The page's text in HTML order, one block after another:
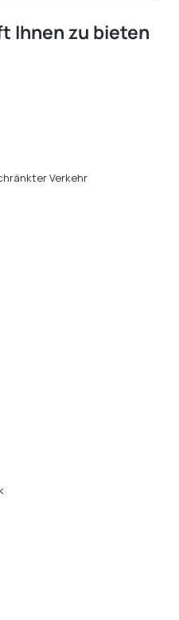
Ihnen zu bieten
Verkehr